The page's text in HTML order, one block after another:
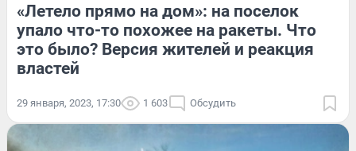
«Летело прямо на дом»: на поселок
упало что-то похожее на ракеты. Что
это было? Версия жителей и реакция
властей
29 января, 2023, 17:30 1 603 Обсудить